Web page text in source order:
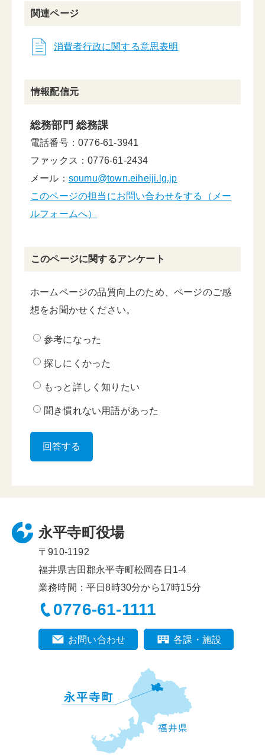
関連ページ
消費者行政に関する意思表明
情報配信元
総務部門 総務課
電話番号：0776-61-3941
ファックス：0776-61-2434
メール： soumu@town.eiheiji.lg.jp
このページの担当にお問い合わせをする（メー
ルフォームへ）
このページに関するアンケート
ホームページの品質向上のため、ページのご感
想をお聞かせください。
参考になった
探しにくかった
もっと詳しく知りたい
聞き慣れない用語があった
永平寺町役場
〒910-1192
福井県吉田郡永平寺町松岡春日1-4
業務時間：平日8時30分から17時15分
0776-61-1111
お問い合わせ 各課・施設